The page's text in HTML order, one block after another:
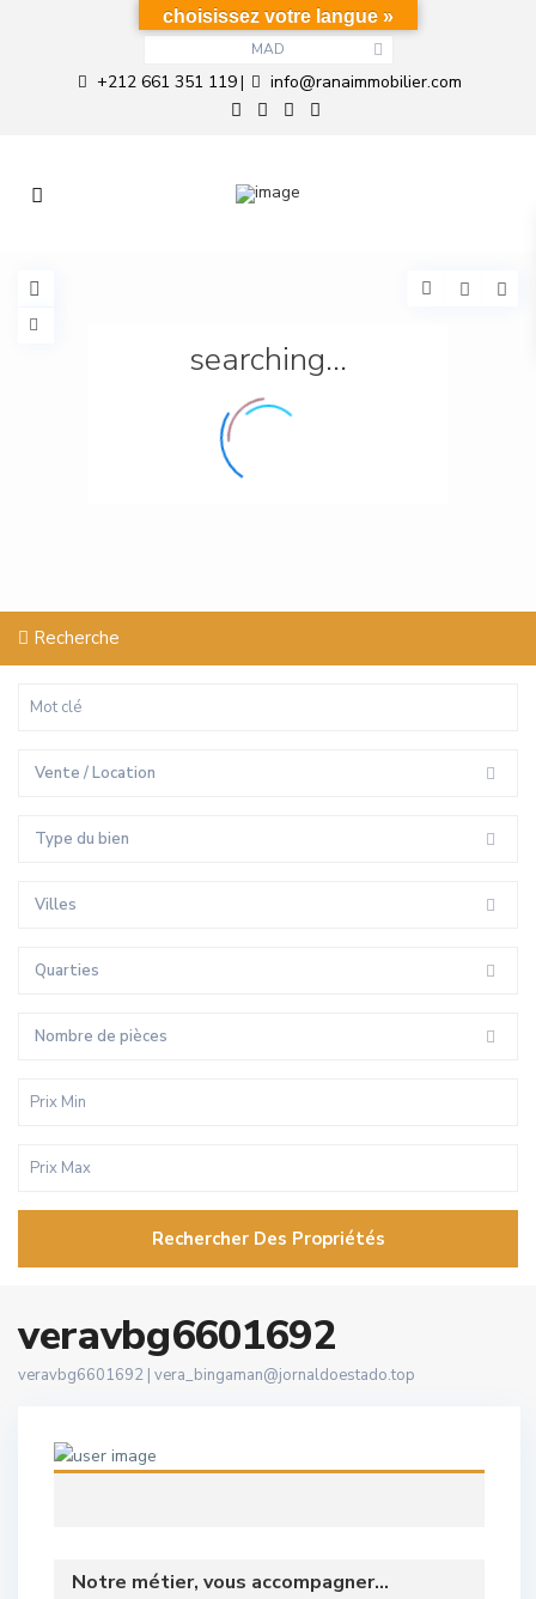
MAD
+212 661 351 119| info@ranaimmobilier.com
searching...
Recherche
Vente / Location
Type du bien
Villes
Quarties
Nombre de pièces
Rechercher Des Propriétés
veravbg6601692
veravbg6601692 | vera_bingaman@jornaldoestado.top
Notre métier, vous accompagner...
choisissez votre langue »